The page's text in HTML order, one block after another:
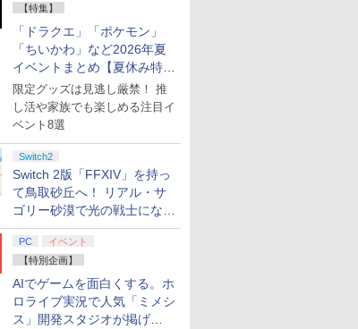
【特集】
「ドラクエ」「ポケモン」
「ちいかわ」など2026年夏
イベントまとめ【夏休み特
集】
限定グッズは見逃し厳禁！ 推
し活や家族でも楽しめる注目イ
ベント8選
Switch2
Switch 2版「FFXIV」を持っ
て鳥取砂丘へ！ リアル・サ
ゴリー砂漠で光の戦士になっ
てみた
PC
イベント
【特別企画】
AIでゲームを面白くする。ホ
ロライブ実況で人気「ミメシ
ス」開発スタジオが掲げ